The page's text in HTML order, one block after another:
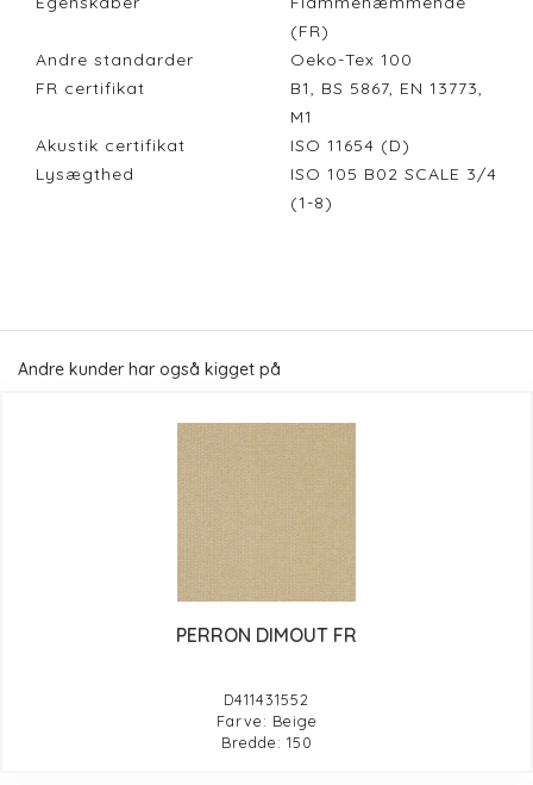
(FR)
Andre standarder
Oeko-Tex 100
FR certifikat
B1, BS 5867, EN 13773,
M1
Akustik certifikat
ISO 11654 (D)
Lysægthed
ISO 105 B02 SCALE 3/4
(1-8)
Andre kunder har også kigget på
PERRON DIMOUT FR
D411431552
Farve: Beige
Bredde: 150